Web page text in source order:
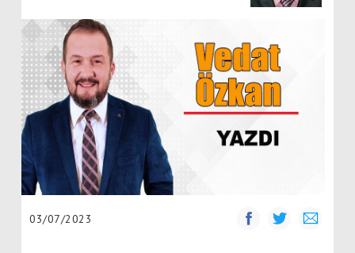
03/07/2023